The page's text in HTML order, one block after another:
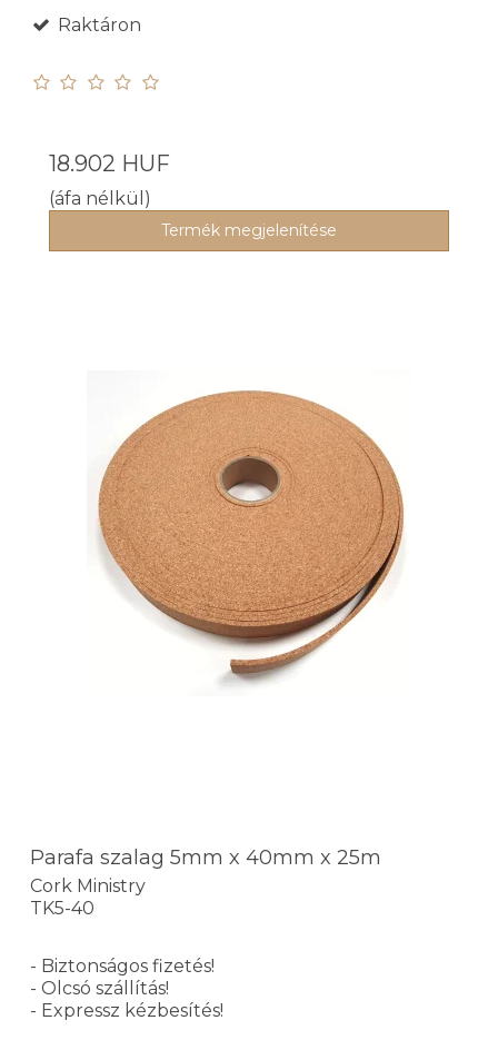
Raktáron
18.902 HUF
(áfa nélkül)
Termék megjelenítése
Parafa szalag 5mm x 40mm x 25m
Cork Ministry
TK5-40
- Biztonságos fizetés!
- Olcsó szállítás!
- Expressz kézbesítés!